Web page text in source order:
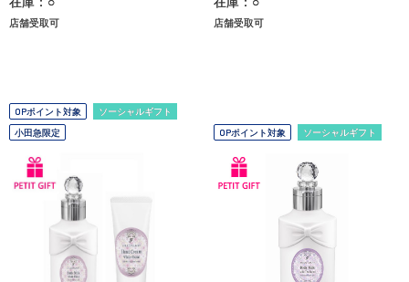
店舗受取可 店舗受取可
OPポイント対象
ソーシャルギフト
小田急限定
OPポイント対象 ソーシャルギフト